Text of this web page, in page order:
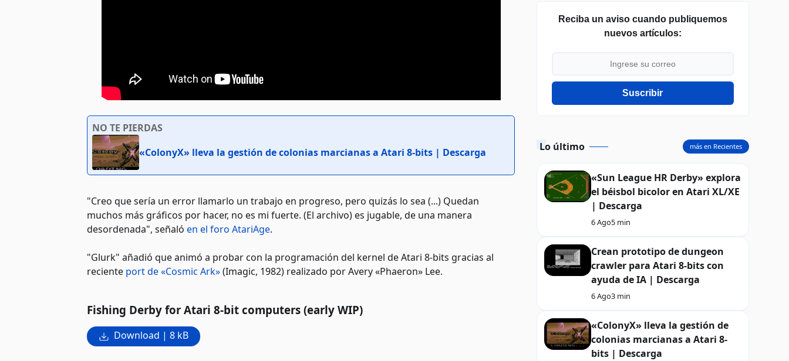
NO TE PIERDAS
«ColonyX» lleva la gestión de colonias marcianas a Atari 8-bits | Descarga
"Creo que sería un error llamarlo un trabajo en progreso, pero quizás lo sea (...) Quedan
muchos más gráficos por hacer, no es mi fuerte. (El archivo) es jugable, de una manera
desordenada", señaló en el foro AtariAge.
"Glurk" añadió que animó a probar con la programación del kernel de Atari 8-bits gracias al
reciente port de «Cosmic Ark»(Imagic, 1982) realizado por Avery «Phaeron» Lee.
Fishing Derby for Atari 8-bit computers (early WIP)
Download | 8 kB
Reciba un aviso cuando publiquemos
nuevos artículos:
Suscribir
Lo último
«Sun League HR Derby» explora
el béisbol bicolor en Atari XL/XE
| Descarga
6 Ago5 min
Crean prototipo de dungeon
crawler para Atari 8-bits con
ayuda de IA | Descarga
6 Ago3 min
«ColonyX» lleva la gestión de
colonias marcianas a Atari 8-
bits | Descarga
más en Recientes